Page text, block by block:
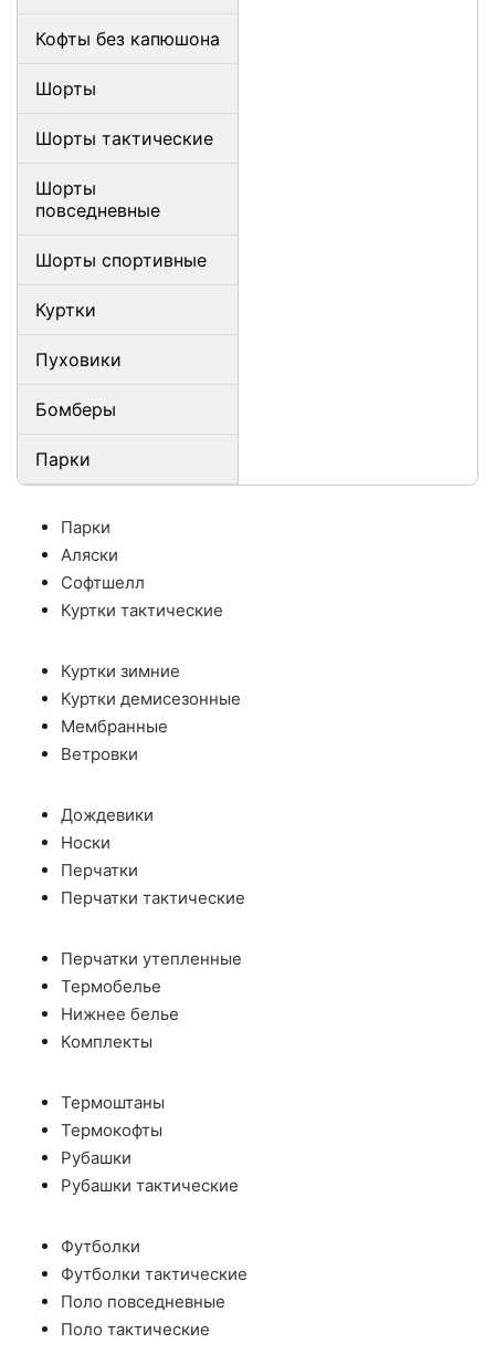
Кофты без капюшона
Шорты
Шорты тактические
Шорты
повседневные
Шорты спортивные
Куртки
Пуховики
Бомберы
Парки
Парки
Аляски
Софтшелл
Куртки тактические
Куртки зимние
Куртки демисезонные
Мембранные
Ветровки
Дождевики
Носки
Перчатки
Перчатки тактические
Перчатки утепленные
Термобелье
Нижнее белье
Комплекты
Термоштаны
Термокофты
Рубашки
Рубашки тактические
Футболки
Футболки тактические
Поло повседневные
Поло тактические